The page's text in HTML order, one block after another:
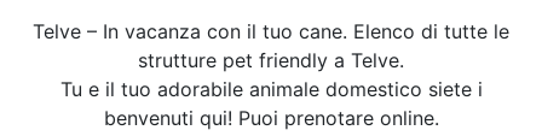
Telve – In vacanza con il tuo cane. Elenco di tutte le
strutture pet friendly a Telve.
Tu e il tuo adorabile animale domestico siete i
benvenuti qui! Puoi prenotare online.